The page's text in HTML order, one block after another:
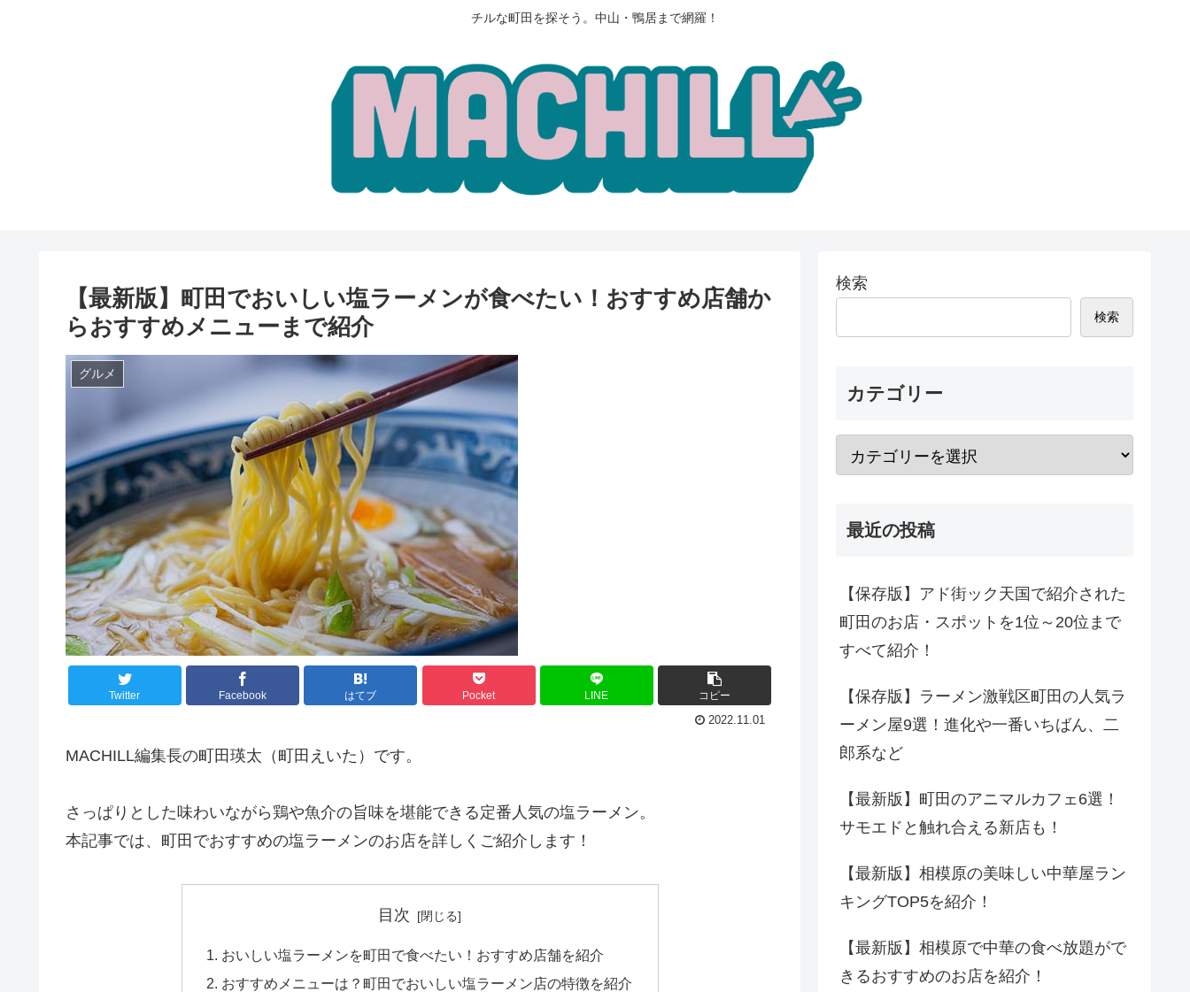
チルな町田を探そう。中山・鴨居まで網羅！
【最新版】町田でおいしい塩ラーメンが食べたい！おすすめ店舗か
らおすすめメニューまで紹介
グルメ
Twitter Facebook はてブ Pocket LINE コピー
2022.11.01
MACHILL編集長の町田瑛太（町田えいた）です。
さっぱりとした味わいながら鶏や魚介の旨味を堪能できる定番人気の塩ラーメン。
本記事では、町田でおすすめの塩ラーメンのお店を詳しくご紹介します！
目次
おいしい塩ラーメンを町田で食べたい！おすすめ店舗を紹介
おすすめメニューは？町田でおいしい塩ラーメン店の特徴を紹介
検索
検索
カテゴリー
最近の投稿
【保存版】アド街ック天国で紹介された
町田のお店・スポットを1位～20位まで
すべて紹介！
【保存版】ラーメン激戦区町田の人気ラ
ーメン屋9選！進化や一番いちばん、二
郎系など
【最新版】町田のアニマルカフェ6選！
サモエドと触れ合える新店も！
【最新版】相模原の美味しい中華屋ラン
キングTOP5を紹介！
【最新版】相模原で中華の食べ放題がで
きるおすすめのお店を紹介！